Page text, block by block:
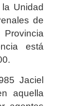
Unidad
de
está
Jaciel
aquella